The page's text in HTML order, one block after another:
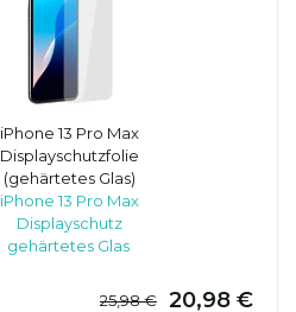
iPhone 13 Pro Max
Displayschutzfolie
(gehärtetes Glas)
iPhone 13 Pro Max
Displayschutz
gehärtetes Glas
25,98 € 20,98 €